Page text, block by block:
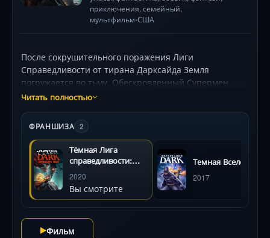
приключения, семейный,
мультфильм•США
После сокрушительного поражения Лиги
Справедливости от тирана Дарксайда Земля
погружается во тьму. Обескровленный Супермен,
лишенный сил, собирает невероятный альянс из
Райан), мятежной Харли Квин и юных Рэйвен с
Робином. Их миссия кажется безнадежной: Дарксайд
превратил планету в крепость, а легендарные воины
стали его марионетками. В гнетущей атмосфере
всеобщего краха лишь хитрость, темная магия и
готовность к последней жертве могут дать шанс на
спасение. Этот мрачный финал анимированной саги
DC шокирует масштабом потерь и визуальной
мощью сражений .
Читать полностью
ФРАНШИЗА 2
Тёмная Лига
справедливости:
Война Апоколипса
(видео)
2020
Вы смотрите
Темная Вселенная
2017
Фильм